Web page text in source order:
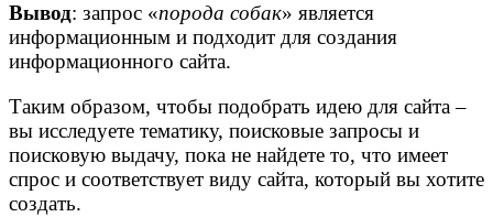
Вывод: запрос «порода собак» является
информационным и подходит для создания
информационного сайта.
Таким образом, чтобы подобрать идею для сайта –
вы исследуете тематику, поисковые запросы и
поисковую выдачу, пока не найдете то, что имеет
спрос и соответствует виду сайта, который вы хотите
создать.